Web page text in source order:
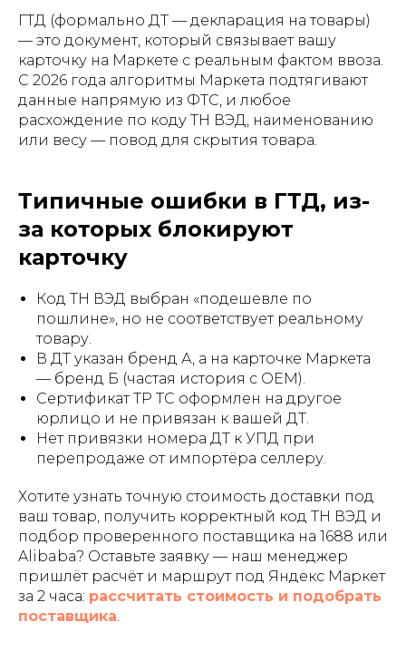
ГТД (формально ДТ — декларация на товары)
— это документ, который связывает вашу
карточку на Маркете с реальным фактом ввоза.
С 2026 года алгоритмы Маркета подтягивают
данные напрямую из ФТС, и любое
расхождение по коду ТН ВЭД, наименованию
или весу — повод для скрытия товара.
Типичные ошибки в ГТД, из-
за которых блокируют
карточку
Код ТН ВЭД выбран «подешевле по
пошлине», но не соответствует реальному
товару.
В ДТ указан бренд А, а на карточке Маркета
— бренд Б (частая история с OEM).
Сертификат ТР ТС оформлен на другое
юрлицо и не привязан к вашей ДТ.
Нет привязки номера ДТ к УПД при
перепродаже от импортёра селлеру.
Хотите узнать точную стоимость доставки под
ваш товар, получить корректный код ТН ВЭД и
подбор проверенного поставщика на 1688 или
Alibaba? Оставьте заявку — наш менеджер
пришлёт расчёт и маршрут под Яндекс Маркет
за 2 часа: рассчитать стоимость и подобрать
поставщика